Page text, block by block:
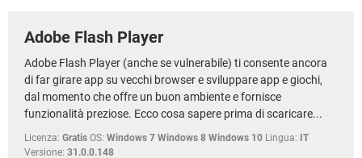
Adobe Flash Player
Adobe Flash Player (anche se vulnerabile) ti consente ancora
di far girare app su vecchi browser e sviluppare app e giochi,
dal momento che offre un buon ambiente e fornisce
funzionalità preziose. Ecco cosa sapere prima di scaricare...
Licenza: Gratis OS: Windows 7 Windows 8 Windows 10 Lingua: IT
Versione: 31.0.0.148